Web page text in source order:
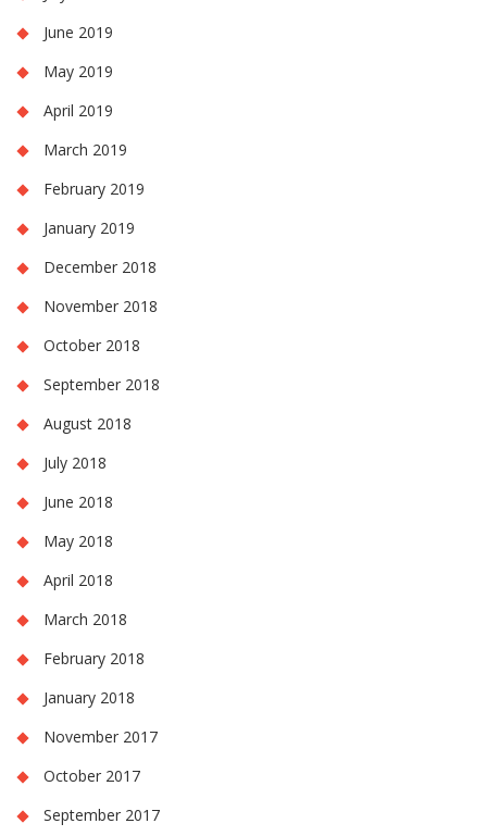
June 2019
May 2019
April 2019
March 2019
February 2019
January 2019
December 2018
November 2018
October 2018
September 2018
August 2018
July 2018
June 2018
May 2018
April 2018
March 2018
February 2018
January 2018
November 2017
October 2017
September 2017